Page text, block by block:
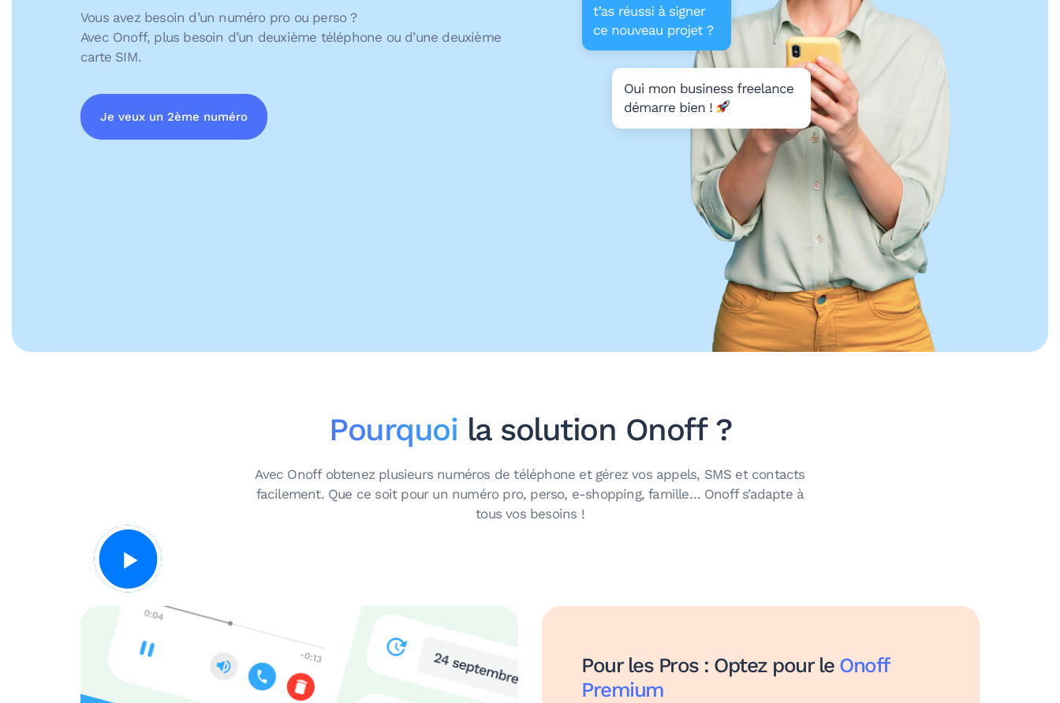
Vous avez besoin d’un numéro pro ou perso ?
Avec Onoff, plus besoin d’un deuxième téléphone ou d’une deuxième
carte SIM.
Je veux un 2ème numéro
Pourquoi la solution Onoff ?
Avec Onoff obtenez plusieurs numéros de téléphone et gérez vos appels, SMS et contacts
facilement. Que ce soit pour un numéro pro, perso, e-shopping, famille… Onoff s’adapte à
tous vos besoins !
Pour les Pros : Optez pour le Onoff
Premium